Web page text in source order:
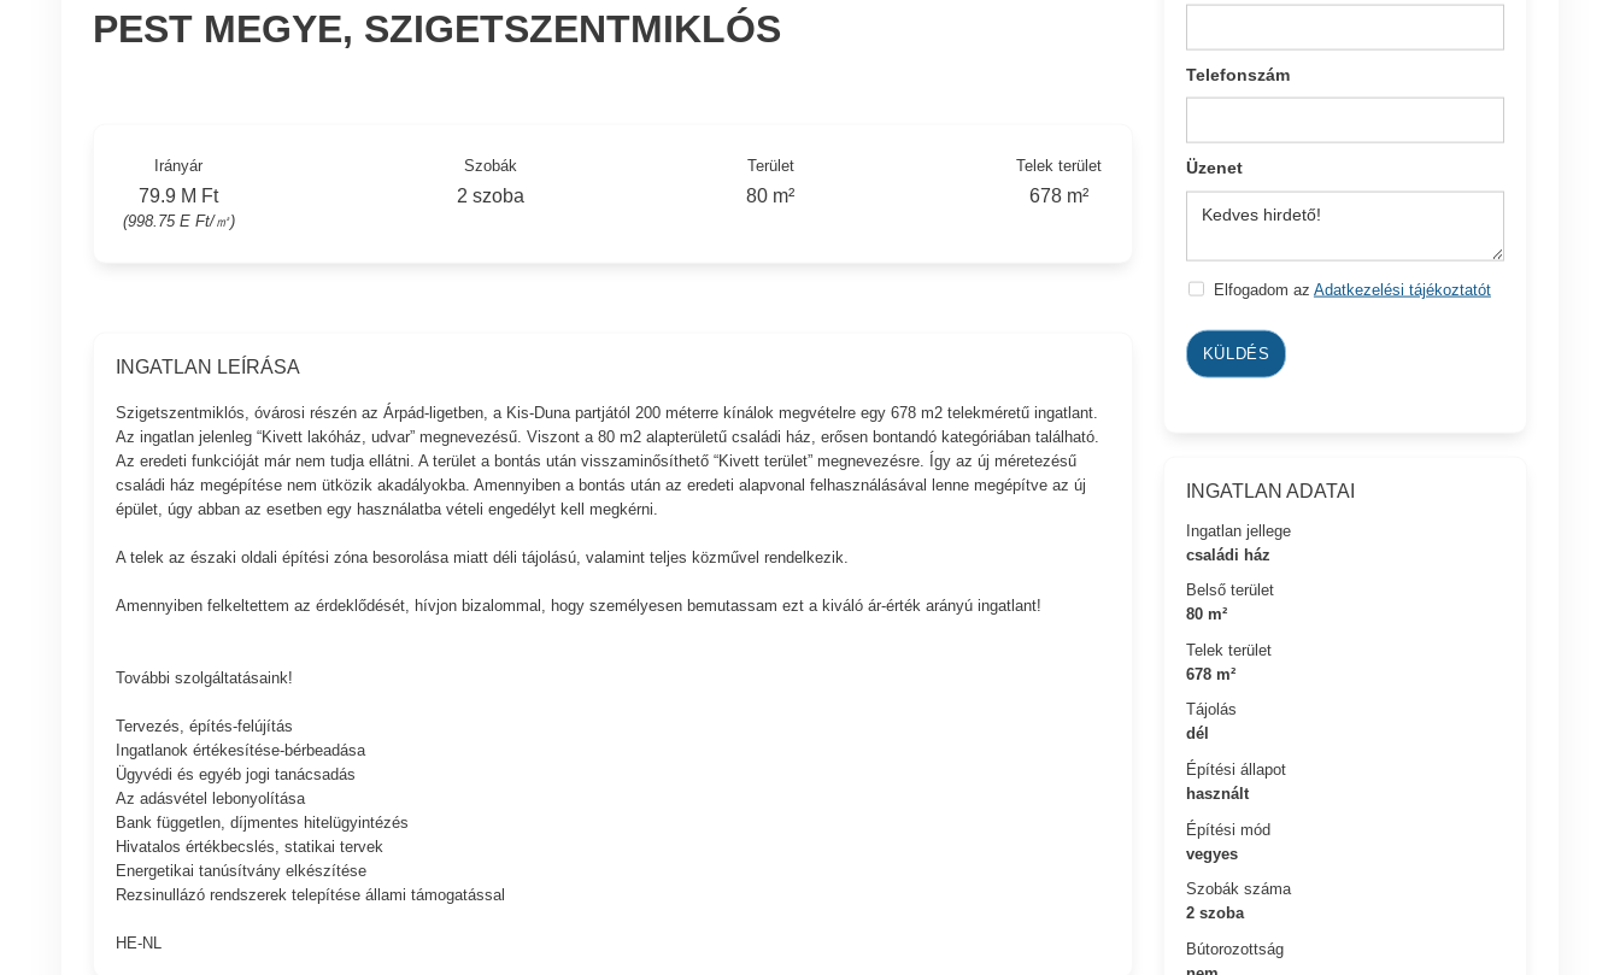
Telefonszám
Üzenet
Elfogadom az Adatkezelési tájékoztatót
KÜLDÉS
INGATLAN ADATAI
Ingatlan jellege
családi ház
Belső terület
80 m²
Telek terület
678 m²
Tájolás
dél
Építési állapot
használt
Építési mód
vegyes
Szobák száma
2 szoba
Bútorozottság
PEST MEGYE, SZIGETSZENTMIKLÓS
Irányár
79.9 M Ft
(998.75 E Ft/㎡)
Szobák
2 szoba
Terület
80 m²
Telek terület
678 m²
INGATLAN LEÍRÁSA
Szigetszentmiklós, óvárosi részén az Árpád-ligetben, a Kis-Duna partjától 200 méterre kínálok megvételre egy 678 m2 telekméretű ingatlant.
Az ingatlan jelenleg “Kivett lakóház, udvar” megnevezésű. Viszont a 80 m2 alapterületű családi ház, erősen bontandó kategóriában található.
Az eredeti funkcióját már nem tudja ellátni. A terület a bontás után visszaminősíthető “Kivett terület” megnevezésre. Így az új méretezésű
családi ház megépítése nem ütközik akadályokba. Amennyiben a bontás után az eredeti alapvonal felhasználásával lenne megépítve az új
épület, úgy abban az esetben egy használatba vételi engedélyt kell megkérni.
A telek az északi oldali építési zóna besorolása miatt déli tájolású, valamint teljes közművel rendelkezik.
Amennyiben felkeltettem az érdeklődését, hívjon bizalommal, hogy személyesen bemutassam ezt a kiváló ár-érték arányú ingatlant!
További szolgáltatásaink!
Tervezés, építés-felújítás
Ingatlanok értékesítése-bérbeadása
Ügyvédi és egyéb jogi tanácsadás
Az adásvétel lebonyolítása
Bank független, díjmentes hitelügyintézés
Hivatalos értékbecslés, statikai tervek
Energetikai tanúsítvány elkészítése
Rezsinullázó rendszerek telepítése állami támogatással
HE-NL